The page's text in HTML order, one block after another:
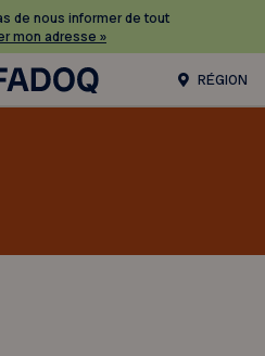
de nous informer de tout
mon adresse »
RÉGION